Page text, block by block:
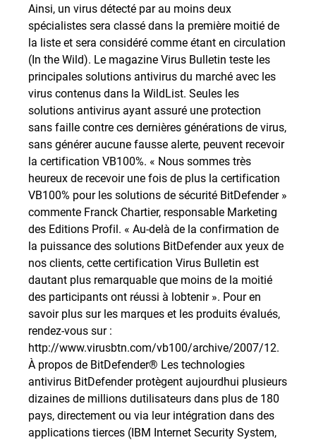
Ainsi, un virus détecté par au moins deux
spécialistes sera classé dans la première moitié de
la liste et sera considéré comme étant en circulation
(In the Wild). Le magazine Virus Bulletin teste les
principales solutions antivirus du marché avec les
virus contenus dans la WildList. Seules les
solutions antivirus ayant assuré une protection
sans faille contre ces dernières générations de virus,
sans générer aucune fausse alerte, peuvent recevoir
la certification VB100%. « Nous sommes très
heureux de recevoir une fois de plus la certification
VB100% pour les solutions de sécurité BitDefender »
commente Franck Chartier, responsable Marketing
des Editions Profil. « Au-delà de la confirmation de
la puissance des solutions BitDefender aux yeux de
nos clients, cette certification Virus Bulletin est
dautant plus remarquable que moins de la moitié
des participants ont réussi à lobtenir ». Pour en
savoir plus sur les marques et les produits évalués,
rendez-vous sur :
http://www.virusbtn.com/vb100/archive/2007/12.
À propos de BitDefender® Les technologies
antivirus BitDefender protègent aujourdhui plusieurs
dizaines de millions dutilisateurs dans plus de 180
pays, directement ou via leur intégration dans des
applications tierces (IBM Internet Security System,